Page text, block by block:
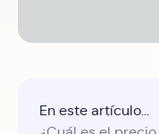
En este artículo...